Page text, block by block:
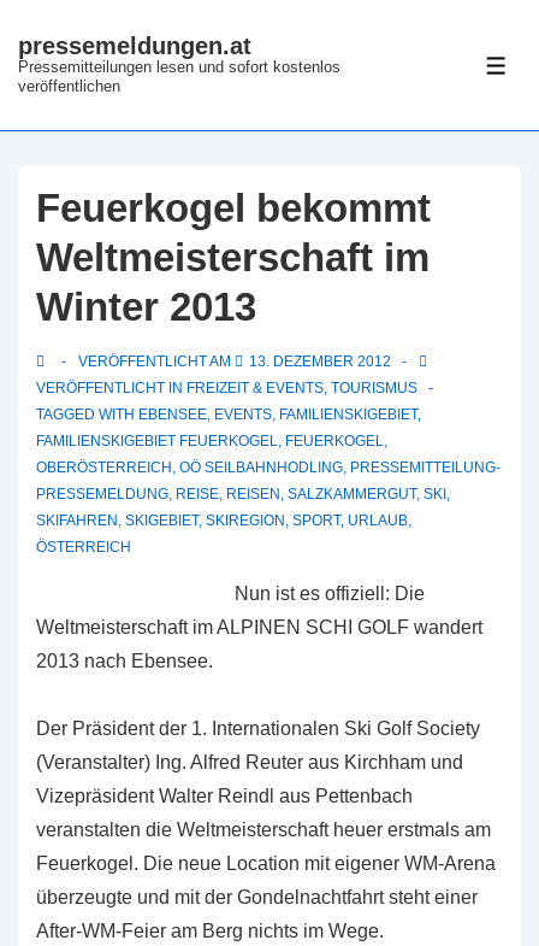
Zum
Inhalt
pressemeldungen.at
Pressemitteilungen lesen und sofort kostenlos
veröffentlichen
Feuerkogel bekommt
Weltmeisterschaft im
Winter 2013
VERÖFFENTLICHT AM
13. DEZEMBER 2012
VERÖFFENTLICHT IN FREIZEIT & EVENTS, TOURISMUS
TAGGED WITH EBENSEE, EVENTS, FAMILIENSKIGEBIET,
FAMILIENSKIGEBIET FEUERKOGEL, FEUERKOGEL,
OBERÖSTERREICH , OÖ SEILBAHNHODLING, PRESSEMITTEILUNG-
PRESSEMELDUNG, REISE, REISEN , SALZKAMMERGUT, SKI ,
SKIFAHREN , SKIGEBIET, SKIREGION , SPORT, URLAUB,
ÖSTERREICH
Nun ist es offiziell: Die
Weltmeisterschaft im ALPINEN SCHI GOLF wandert
2013 nach Ebensee.
Der Präsident der 1. Internationalen Ski Golf Society
(Veranstalter) Ing. Alfred Reuter aus Kirchham und
Vizepräsident Walter Reindl aus Pettenbach
veranstalten die Weltmeisterschaft heuer erstmals am
Feuerkogel. Die neue Location mit eigener WM-Arena
überzeugte und mit der Gondelnachtfahrt steht einer
After-WM-Feier am Berg nichts im Wege.